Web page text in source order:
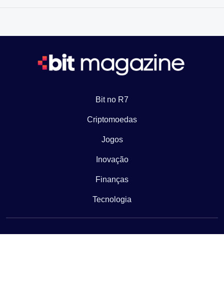
Bit no R7
Criptomoedas
Jogos
Inovação
Finanças
Tecnologia